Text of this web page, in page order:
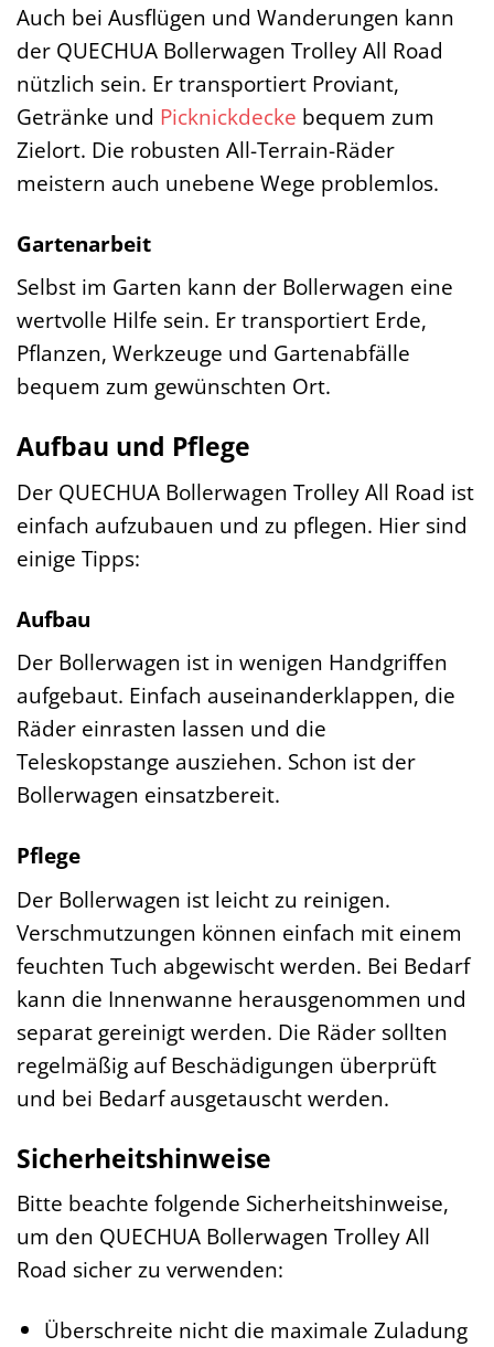
Auch bei Ausflügen und Wanderungen kann
der QUECHUA Bollerwagen Trolley All Road
nützlich sein. Er transportiert Proviant,
Getränke und Picknickdecke bequem zum
Zielort. Die robusten All-Terrain-Räder
meistern auch unebene Wege problemlos.
Gartenarbeit
Selbst im Garten kann der Bollerwagen eine
wertvolle Hilfe sein. Er transportiert Erde,
Pflanzen, Werkzeuge und Gartenabfälle
bequem zum gewünschten Ort.
Aufbau und Pflege
Der QUECHUA Bollerwagen Trolley All Road ist
einfach aufzubauen und zu pflegen. Hier sind
einige Tipps:
Aufbau
Der Bollerwagen ist in wenigen Handgriffen
aufgebaut. Einfach auseinanderklappen, die
Räder einrasten lassen und die
Teleskopstange ausziehen. Schon ist der
Bollerwagen einsatzbereit.
Pflege
Der Bollerwagen ist leicht zu reinigen.
Verschmutzungen können einfach mit einem
feuchten Tuch abgewischt werden. Bei Bedarf
kann die Innenwanne herausgenommen und
separat gereinigt werden. Die Räder sollten
regelmäßig auf Beschädigungen überprüft
und bei Bedarf ausgetauscht werden.
Sicherheitshinweise
Bitte beachte folgende Sicherheitshinweise,
um den QUECHUA Bollerwagen Trolley All
Road sicher zu verwenden:
Überschreite nicht die maximale Zuladung